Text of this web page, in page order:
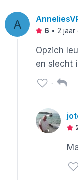
A 6 • 2 jaar
Opzich
en slecht